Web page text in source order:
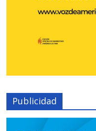
Publicidad